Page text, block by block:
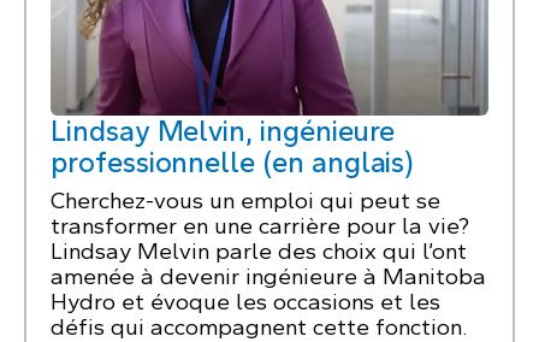
Lindsay Melvin, ingénieure
professionnelle (en anglais)
Cherchez-vous un emploi qui peut se
transformer en une carrière pour la vie?
Lindsay Melvin parle des choix qui l’ont
amenée à devenir ingénieure à Manitoba
Hydro et évoque les occasions et les
défis qui accompagnent cette fonction.